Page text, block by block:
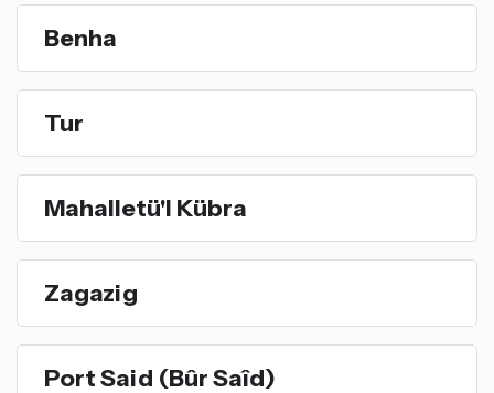
Benha
Tur
Mahalletü'l Kübra
Zagazig
Port Said (Bûr Saîd)